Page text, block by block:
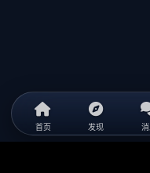
首页 发现